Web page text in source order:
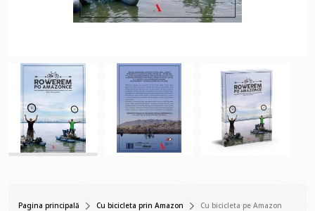
Pagina principală Cu bicicleta prin Amazon Cu bicicleta pe Amazon